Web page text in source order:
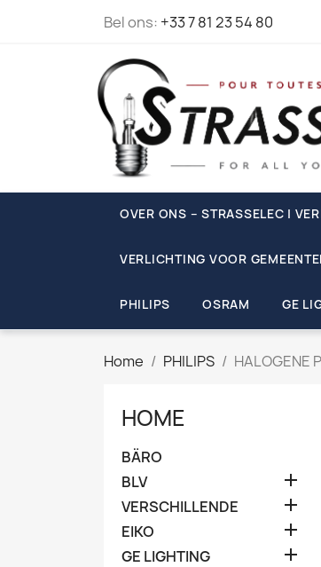
Bel ons: +33 7 81 23 54 80
OVER ONS – STRASSELEC |
VERLICHTING VOOR
PHILIPS OSRAM GE
Home PHILIPS HALOGENE
HOME
BÄRO
BLV

VERSCHILLENDE 
EIKO 
GE LIGHTING 